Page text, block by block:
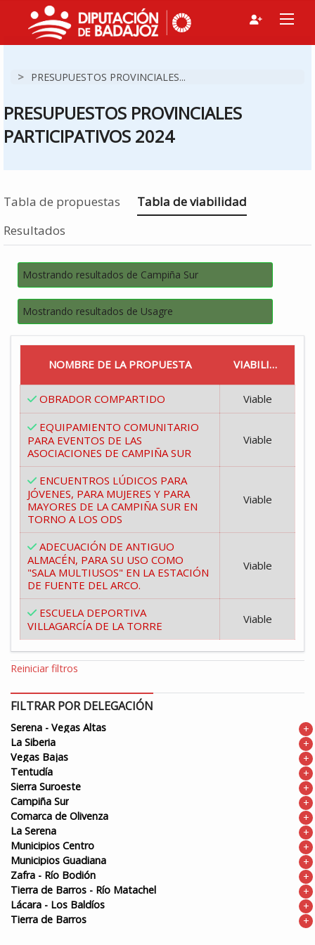
> PRESUPUESTOS PROVINCIALES...
PRESUPUESTOS PROVINCIALES
PARTICIPATIVOS 2024
Tabla de propuestas Estás en
Tabla de viabilidad
Resultados
Mostrando resultados de Campiña Sur
Mostrando resultados de Usagre
NOMBRE DE LA PROPUESTA VIABILIDAD
OBRADOR COMPARTIDO
Viable
EQUIPAMIENTO COMUNITARIO
PARA EVENTOS DE LAS
ASOCIACIONES DE CAMPIÑA SUR
Viable
ENCUENTROS LÚDICOS PARA
JÓVENES, PARA MUJERES Y PARA
MAYORES DE LA CAMPIÑA SUR EN
TORNO A LOS ODS
Viable
ADECUACIÓN DE ANTIGUO
ALMACÉN, PARA SU USO COMO
"SALA MULTIUSOS" EN LA ESTACIÓN
DE FUENTE DEL ARCO.
Viable
ESCUELA DEPORTIVA
VILLAGARCÍA DE LA TORRE
Viable
Reiniciar filtros
FILTRAR POR DELEGACIÓN